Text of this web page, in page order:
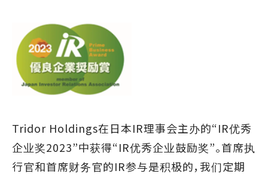
Tridor Holdings在日本IR理事会主办的“IR优秀
企业奖2023”中获得“IR优秀企业鼓励奖”。首席执
行官和首席财务官的IR参与是积极的，我们定期